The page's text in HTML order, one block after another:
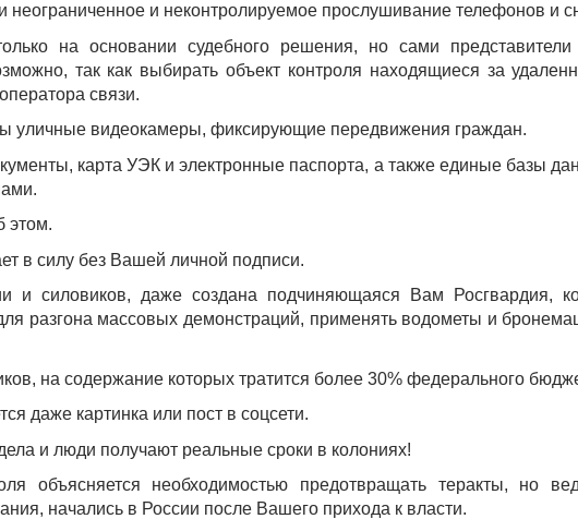
неограниченное и неконтролируемое прослушивание телефонов и
на основании судебного решения, но сами
так как выбирать объект контроля находящиеся за
связи.
уличные видеокамеры, фиксирующие передвижения граждан.
карта УЭК и электронные паспорта, а также единые базы
этом.
в силу без Вашей личной подписи.
и силовиков, даже создана подчиняющаяся Вам Росгвардия,
разгона массовых демонстраций, применять водометы и
на содержание которых тратится более 30% федерального
даже картинка или пост в соцсети.
и люди получают реальные сроки в колониях!
объясняется необходимостью предотвращать теракты, но
начались в России после Вашего прихода к власти.